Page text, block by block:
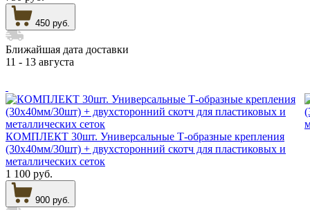
450 руб.
Ближайшая дата доставки
11 - 13 августа
КОМПЛЕКТ 30шт. Универсальные Т-образные крепления
(30х40мм/30шт) + двухсторонний скотч для пластиковых и
металлических сеток
1 100 руб.
900 руб.